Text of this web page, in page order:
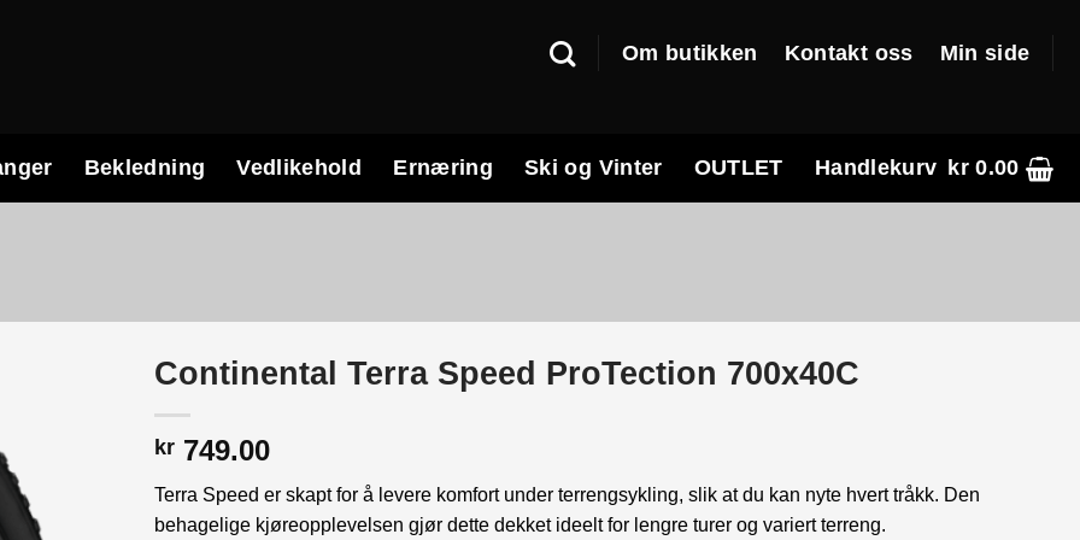
Om butikken Kontakt oss Min side
Bekledning Vedlikehold Ernæring Ski og Vinter OUTLET Handlekurv kr0.00
Continental Terra Speed ProTection 700x40C
kr 749.00
Terra Speed er skapt for å levere komfort under terrengsykling, slik at du kan nyte hvert tråkk. Den
behagelige kjøreopplevelsen gjør dette dekket ideelt for lengre turer og variert terreng.